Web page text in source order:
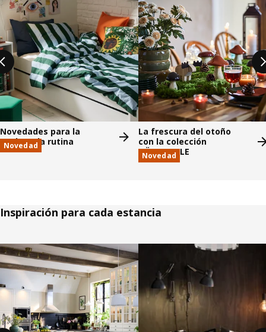
Novedades para la
vuelta a la rutina
Novedad
La frescura del otoño
con la colección
HÖSTAGILLE
Novedad
Inspiración para cada estancia
Saltar listado